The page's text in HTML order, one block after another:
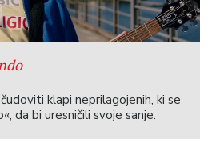
klapi neprilagojenih, ki se
da bi uresničili svoje sanje.